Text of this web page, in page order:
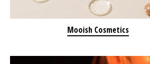
Mooish Cosmetics